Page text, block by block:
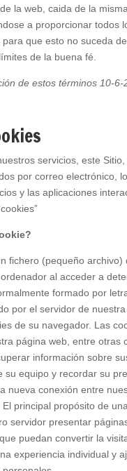
la web, caida de la
a proporcionar todos
para que esto no suceda
de la buena fé.
de estos términos 10-6-
servicios, este Sitio,
por correo electrónico,
y las aplicaciones
fichero (pequeño archivo)
al acceder a
formado por
por el servidor de
de su navegador. Las
página web, entre otras
información sobre
su equipo y recordar su
nueva conexión entre
principal propósito de
servidor presentar
puedan convertir la
experiencia individual y